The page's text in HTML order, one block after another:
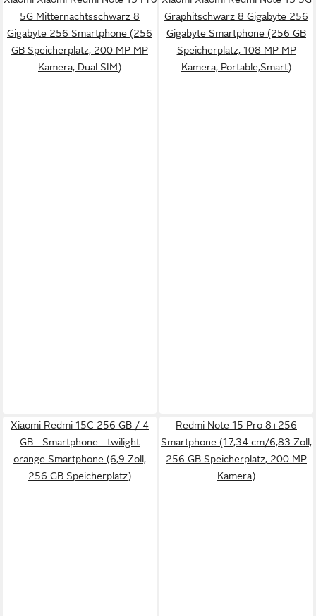
5G Mitternachtsschwarz 8
Gigabyte 256 Smartphone (256
GB Speicherplatz, 200 MP MP
Kamera, Dual SIM)
Graphitschwarz 8 Gigabyte 256
Gigabyte Smartphone (256 GB
Speicherplatz, 108 MP MP
Kamera, Portable,Smart)
Xiaomi Redmi 15C 256 GB / 4
GB - Smartphone - twilight
orange Smartphone (6,9 Zoll,
256 GB Speicherplatz)
Redmi Note 15 Pro 8+256
Smartphone (17,34 cm/6,83 Zoll,
256 GB Speicherplatz, 200 MP
Kamera)